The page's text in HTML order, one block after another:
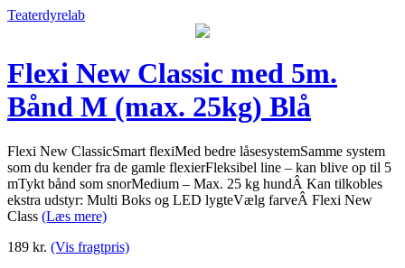
Teaterdyrelab
Flexi New Classic med 5m.
Bånd M (max. 25kg) Blå
Flexi New ClassicSmart flexiMed bedre låsesystemSamme system
som du kender fra de gamle flexierFleksibel line – kan blive op til 5
mTykt bånd som snorMedium – Max. 25 kg hundÂ Kan tilkobles
ekstra udstyr: Multi Boks og LED lygteVælg farveÂ Flexi New
Class (Læs mere)
189 kr. (Vis fragtpris)